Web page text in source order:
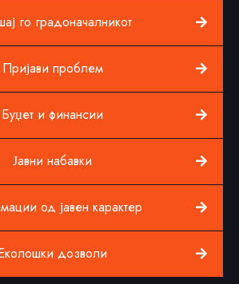
го градоначалникот
Пријави проблем
Буџет и финансии
Јавни набавки
од јавен карактер
дозволи